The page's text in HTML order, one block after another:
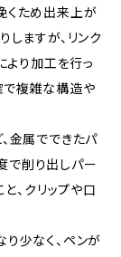
くため出来上が
ますが、リンク
より加工を行っ
で複雑な構造や
金属でできたパ
で削り出しパー
、クリップや口
少なく、ペンが